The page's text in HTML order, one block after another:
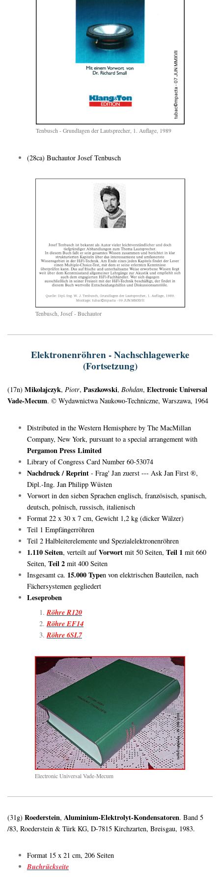
Tenbusch - Grundlagen der Lautsprecher, 1. Auflage, 1989
(28ca) Buchautor Josef Tenbusch
Tenbusch, Josef - Buchautor
Elektronenröhren - Nachschlagewerke
(Fortsetzung)
(17n) Mikolajczyk, Piotr, Paszkowski, Bohdan, Electronic Universal
Vade-Mecum. © Wydawnictwa Naukowo-Techniczne, Warszawa, 1964
Distributed in the Western Hemisphere by The MacMillan
Company, New York, pursuant to a special arrangement with
Pergamon Press Limited
Library of Congress Card Number 60-53074
Nachdruck / Reprint - Frag' Jan zuerst --- Ask Jan First ®,
Dipl.-Ing. Jan Philipp Wüsten
Vorwort in den sieben Sprachen englisch, französisch, spanisch,
deutsch, polnisch, russisch, italienisch
Format 22 x 30 x 7 cm, Gewicht 1,2 kg (dicker Wälzer)
Teil 1 Empfängerröhren
Teil 2 Halbleiterelemente und Spezialelektronenröhren
1.110 Seiten, verteilt aufVorwort mit 50 Seiten, Teil 1 mit 660
Seiten, Teil 2 mit 400 Seiten
Insgesamt ca. 15.000 Typen von elektrischen Bauteilen, nach
Fächersystemen gegliedert
Leseproben
Röhre R120
Röhre EF14
Röhre 6SL7
Electronic Universal Vade-Mecum
(31g) Roederstein, Aluminium-Elektrolyt-Kondensatoren. Band 5
/83, Roederstein & Türk KG, D-7815 Kirchzarten, Breisgau, 1983.
Format 15 x 21 cm, 206 Seiten
Buchrückseite